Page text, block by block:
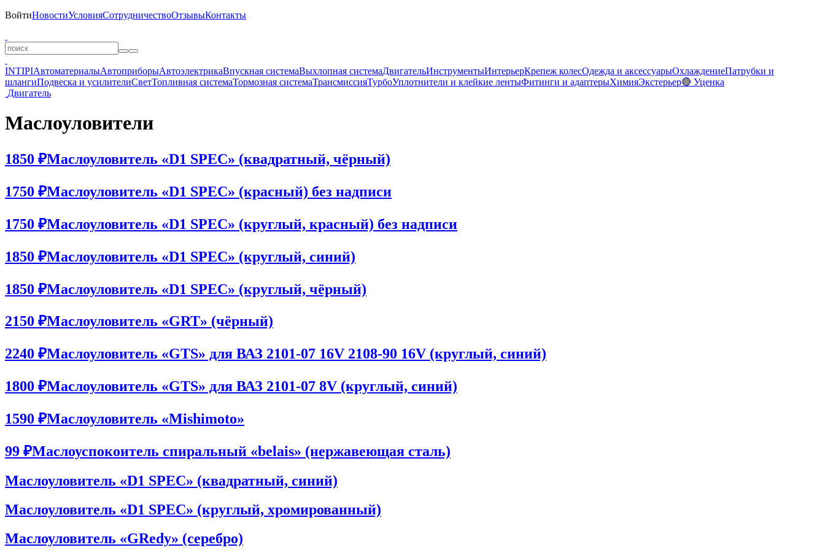
ВойтиНовостиУсловияСотрудничествоОтзывыКонтакты
INTIPIАвтоматериалыАвтоприборыАвтоэлектрикаВпускная системаВыхлопная системаДвигательИнструментыИнтерьерКрепеж колесОдежда и аксессуарыОхлаждениеПатрубки и
шлангиПодвеска и усилителиСветТопливная системаТормозная системаТрансмиссияТурбоУплотнители и клейкие лентыФитинги и адаптерыХимияЭкстерьер🔴 Уценка
Двигатель
Маслоуловители
1850 ₽Маслоуловитель «D1 SPEC» (квадратный, чёрный)
1750 ₽Маслоуловитель «D1 SPEC» (красный) без надписи
1750 ₽Маслоуловитель «D1 SPEC» (круглый, красный) без надписи
1850 ₽Маслоуловитель «D1 SPEC» (круглый, синий)
1850 ₽Маслоуловитель «D1 SPEC» (круглый, чёрный)
2150 ₽Маслоуловитель «GRT» (чёрный)
2240 ₽Маслоуловитель «GTS» для ВАЗ 2101-07 16V 2108-90 16V (круглый, синий)
1800 ₽Маслоуловитель «GTS» для ВАЗ 2101-07 8V (круглый, синий)
1590 ₽Маслоуловитель «Mishimoto»
99 ₽Маслоуспокоитель спиральный «belais» (нержавеющая сталь)
Маслоуловитель «D1 SPEC» (квадратный, синий)
Маслоуловитель «D1 SPEC» (круглый, хромированный)
Маслоуловитель «GRedy» (серебро)